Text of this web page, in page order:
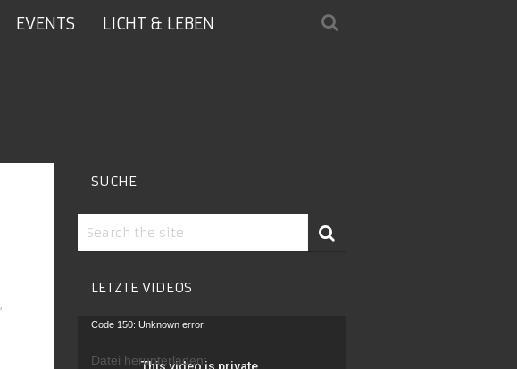
EVENTS LICHT & LEBEN
,
SUCHE
LETZTE VIDEOS
Video-
Code 150: Unknown error.
Datei herunterladen: